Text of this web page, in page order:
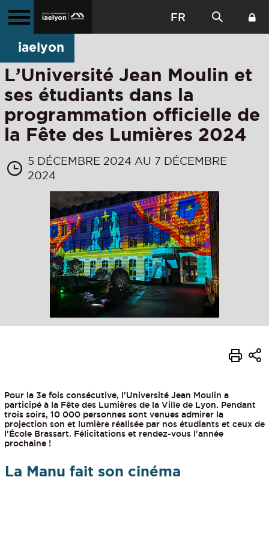
FR
iaelyon
L’Université Jean Moulin et
ses étudiants dans la
programmation officielle de
la Fête des Lumières 2024
5 DÉCEMBRE 2024 AU 7 DÉCEMBRE
2024
Pour la 3e fois consécutive, l'Université Jean Moulin a
participé à la Fête des Lumières de la Ville de Lyon. Pendant
trois soirs, 10 000 personnes sont venues admirer la
projection son et lumière réalisée par nos étudiants et ceux de
l'École Brassart. Félicitations et rendez-vous l'année
prochaine !
La Manu fait son cinéma